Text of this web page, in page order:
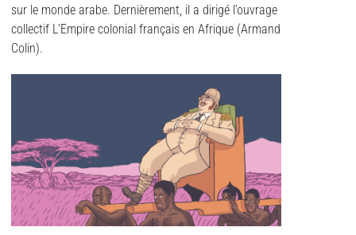
sur le monde arabe. Dernièrement, il a dirigé l’ouvrage
collectif L’Empire colonial français en Afrique (Armand
Colin).